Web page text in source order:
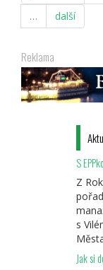
…
další
Reklama
S
Z
s
Jak si